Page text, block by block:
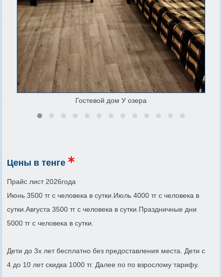
Гостевой дом У озера
Цены в тенге
Прайс лист 2026года
Июнь 3500 тг с человека в сутки.Июль 4000 тг с человека в
сутки.Августа 3500 тг с человека в сутки.Праздничные дни
5000 тг с человека в сутки.
Дети до 3х лет бесплатно без предоставления места. Дети с
4 до 10 лет скидка 1000 тг. Далее по по взрослому тарифу.